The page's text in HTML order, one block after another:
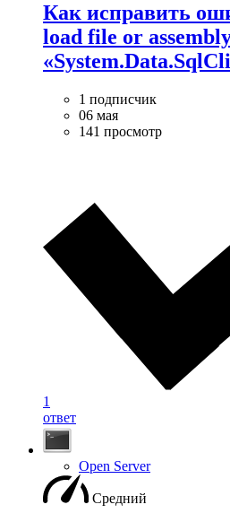
Как исправить
load file or
1 подписчик
06 мая
141 просмотр
1
ответ
Open Server
Средний